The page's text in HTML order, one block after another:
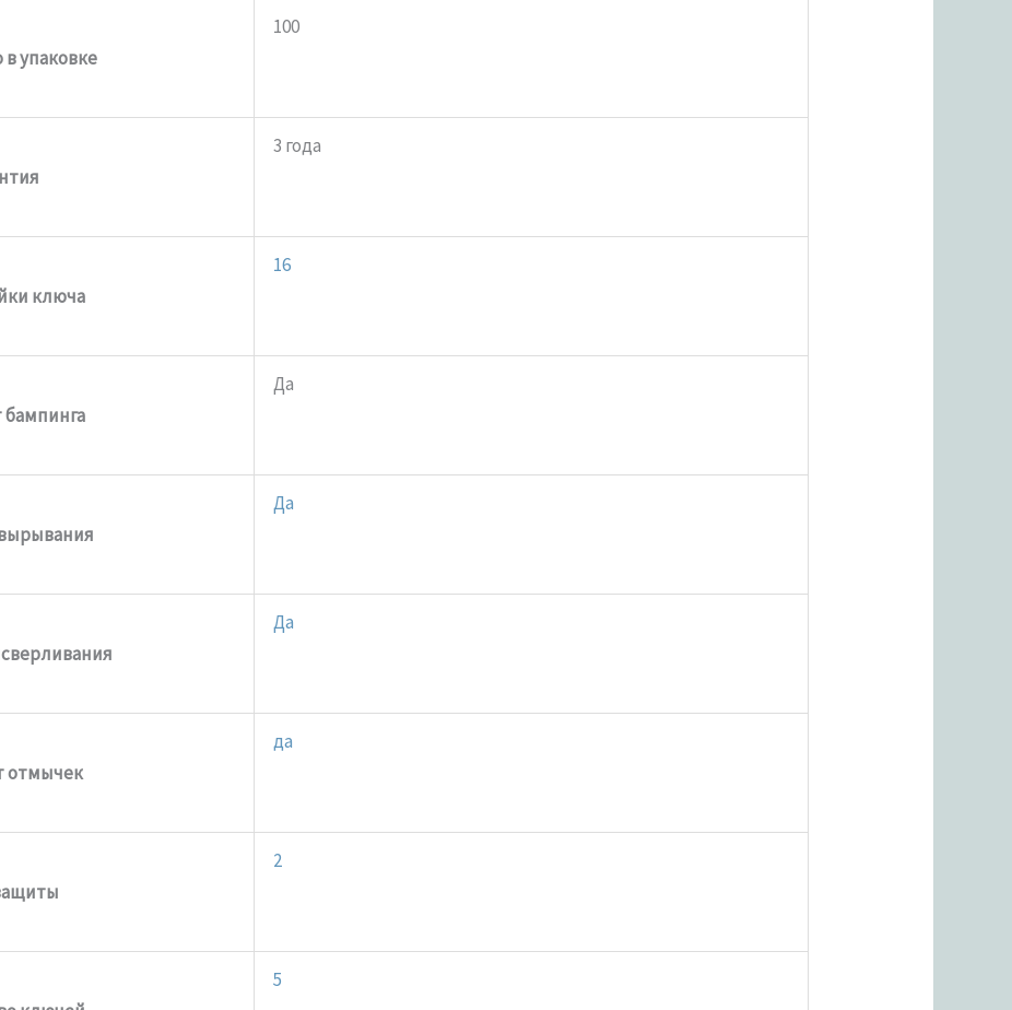
упаковке
100
3 года
ключа
16
Да
Да
Да
отмычек
да
2
5